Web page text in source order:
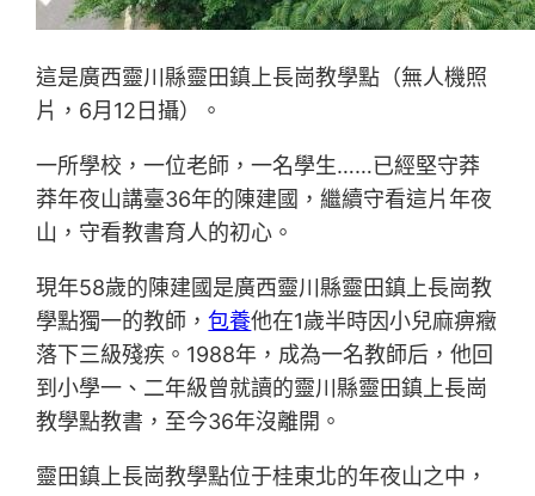
這是廣西靈川縣靈田鎮上長崗教學點（無人機照
片，6月12日攝）。
一所學校，一位老師，一名學生……已經堅守莽
莽年夜山講臺36年的陳建國，繼續守看這片年夜
山，守看教書育人的初心。
現年58歲的陳建國是廣西靈川縣靈田鎮上長崗教
學點獨一的教師，包養他在1歲半時因小兒麻痹癥
落下三級殘疾。1988年，成為一名教師后，他回
到小學一、二年級曾就讀的靈川縣靈田鎮上長崗
教學點教書，至今36年沒離開。
靈田鎮上長崗教學點位于桂東北的年夜山之中，